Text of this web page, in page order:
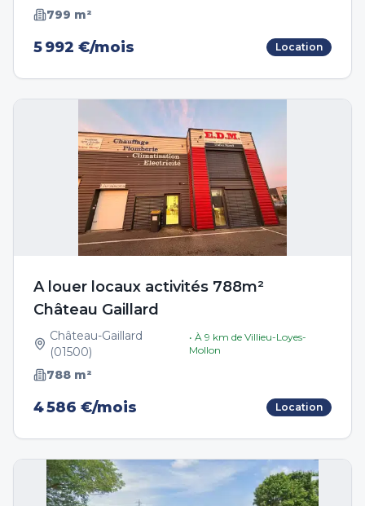
799 m²
5 992 €/mois Location
A louer locaux activités 788m²
Château Gaillard
Château-Gaillard
(01500)
• À 9 km de Villieu-Loyes-
Mollon
788 m²
4 586 €/mois Location